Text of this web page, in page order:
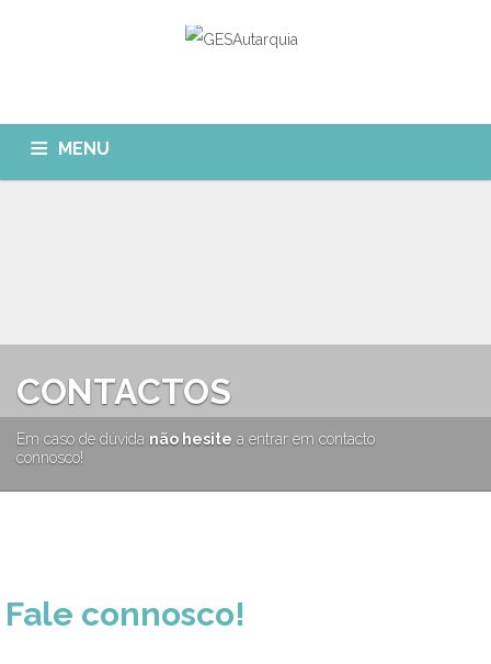
MENU
APP GESAutarquia
GESÁgua
GESCanídeo
GESDenúncia
Configurar Email
Custo da Chamada
Eliminar Conta
CONTACTOS
Em caso de dúvida não hesite a entrar em contacto
connosco!
Fale connosco!